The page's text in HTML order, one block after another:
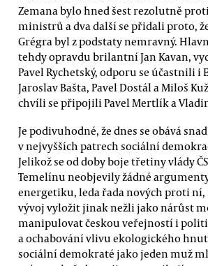
Zemana bylo hned šest rezolutně
ministrů a dva další se přidali proto,
Grégra byl z podstaty nemravný.
tehdy opravdu brilantní Jan Kavan,
Pavel Rychetský, odporu se účastnili i
Jaroslav Bašta, Pavel Dostál a Miloš
chvíli se připojili Pavel Mertlík a
Je podivuhodné, že dnes se obává
v nejvyšších patrech sociální
Jelikož se od doby boje třetiny vlády
Temelínu neobjevily žádné
energetiku, leda řada nových proti ní,
vývoj vyložit jinak nežli jako nárůst
manipulovat českou veřejností i
a ochabování vlivu ekologického
sociální demokraté jako jeden muž